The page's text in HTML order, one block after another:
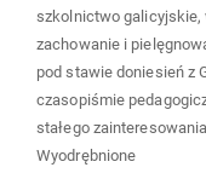
szkolnictwo galicyjskie,
zachowanie i
pod stawie doniesień z
czasopiśmie
stałego
Wyodrębnione